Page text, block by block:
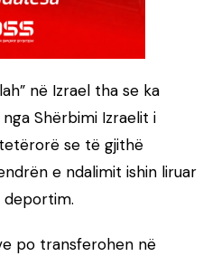
në Izrael tha se ka
Shërbimi Izraelit i
se të gjithë
e ndalimit ishin liruar
po transferohen në